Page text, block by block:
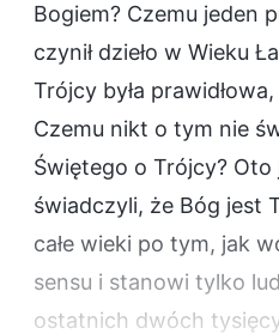
Bogiem? Czemu jeden
czynił dzieło w Wieku
Trójcy była
Czemu nikt o tym nie
Świętego o Trójcy?
świadczyli, że Bóg jest
całe wieki po tym, jak
sensu i stanowi tylko
ostatnich dwóch